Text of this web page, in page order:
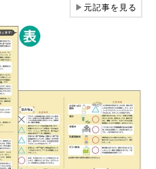
▶元記事を見る